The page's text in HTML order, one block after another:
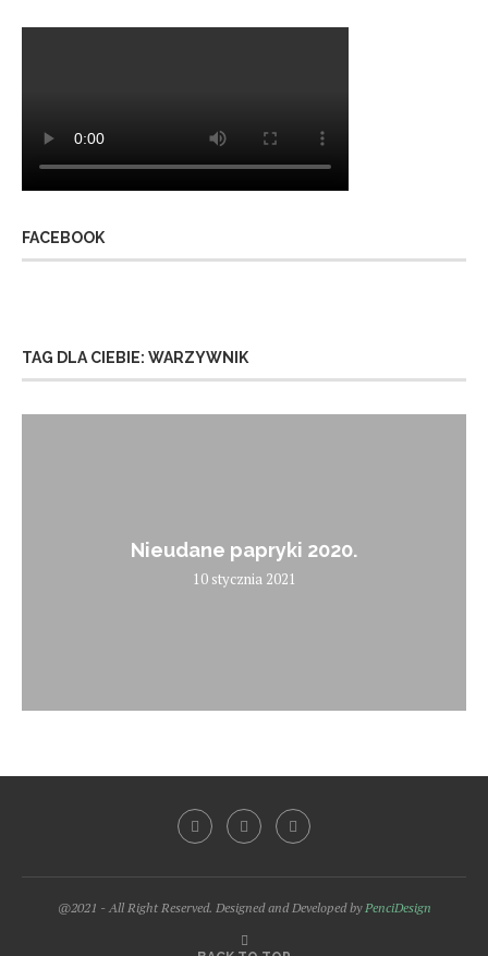
FACEBOOK
TAG DLA CIEBIE: WARZYWNIK
Nieudane papryki 2020.
10 stycznia 2021
@2021 - All Right Reserved. Designed and Developed byPenciDesign